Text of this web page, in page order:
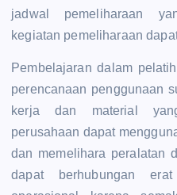
jadwal pemeliharaan
kegiatan pemeliharaan
Pembelajaran dalam
perencanaan penggunaan
kerja dan material
perusahaan dapat
dan memelihara peralatan
dapat berhubungan